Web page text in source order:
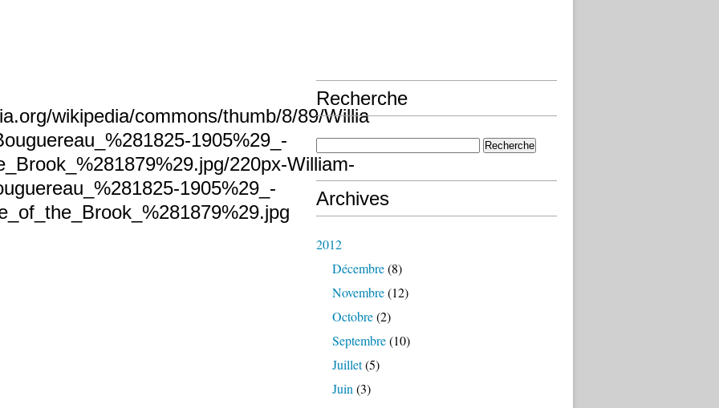
Recherche
Archives
2012
Décembre(8)
Novembre(12)
Octobre(2)
Septembre(10)
Juillet(5)
Juin (3)